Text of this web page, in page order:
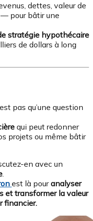
dettes, valeur de
pour bâtir une
stratégie hypothécaire
de dollars à long
pas qu’une question
qui peut redonner
projets ou même bâtir
en avec un
.
est là pouranalyser
et transformer la valeur
financier.